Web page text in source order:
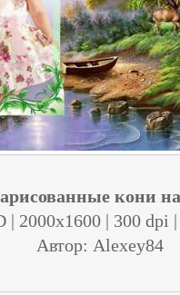
кони
| 2000x1600 | 300 dpi
Автор: Alexey84